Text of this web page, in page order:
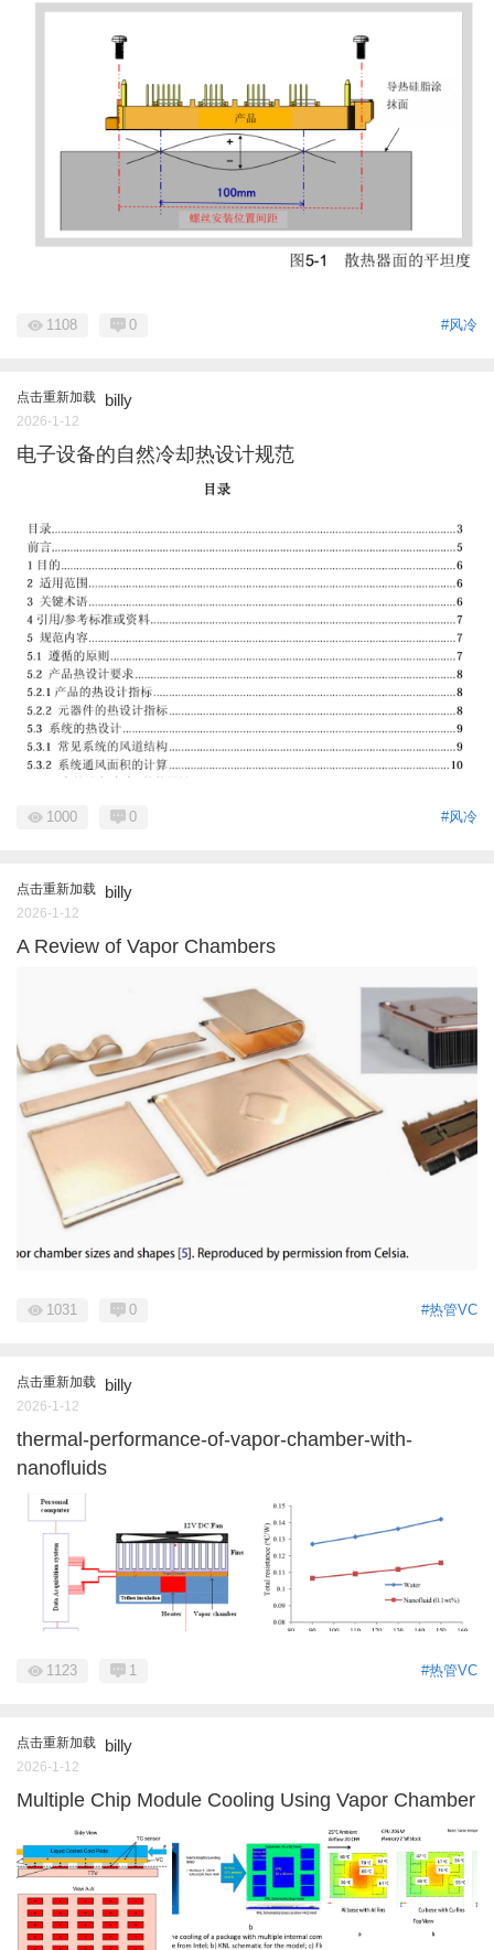
#风冷
1108 0
点击重新加载 billy
2026-1-12
电子设备的自然冷却热设计规范
#风冷
1000 0
点击重新加载 billy
2026-1-12
A Review of Vapor Chambers
#热管VC
1031 0
点击重新加载 billy
2026-1-12
thermal-performance-of-vapor-chamber-with-
nanofluids
#热管VC
1123 1
点击重新加载 billy
2026-1-12
Multiple Chip Module Cooling Using Vapor Chamber